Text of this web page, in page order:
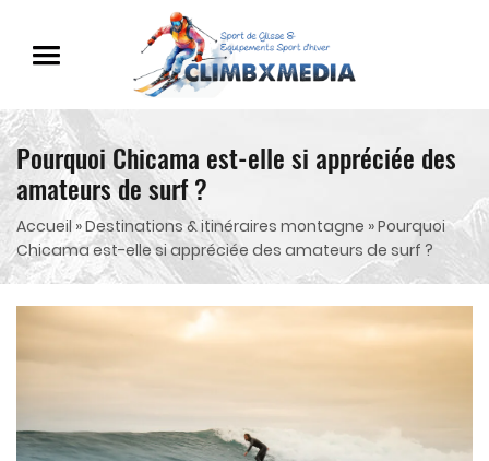
Pourquoi Chicama est-elle si appréciée des
amateurs de surf ?
Accueil »Destinations & itinéraires montagne »Pourquoi
Chicama est-elle si appréciée des amateurs de surf ?